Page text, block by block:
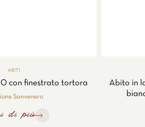
ABITI
con finestrato tortora
Sanvenero
di più
Abito in